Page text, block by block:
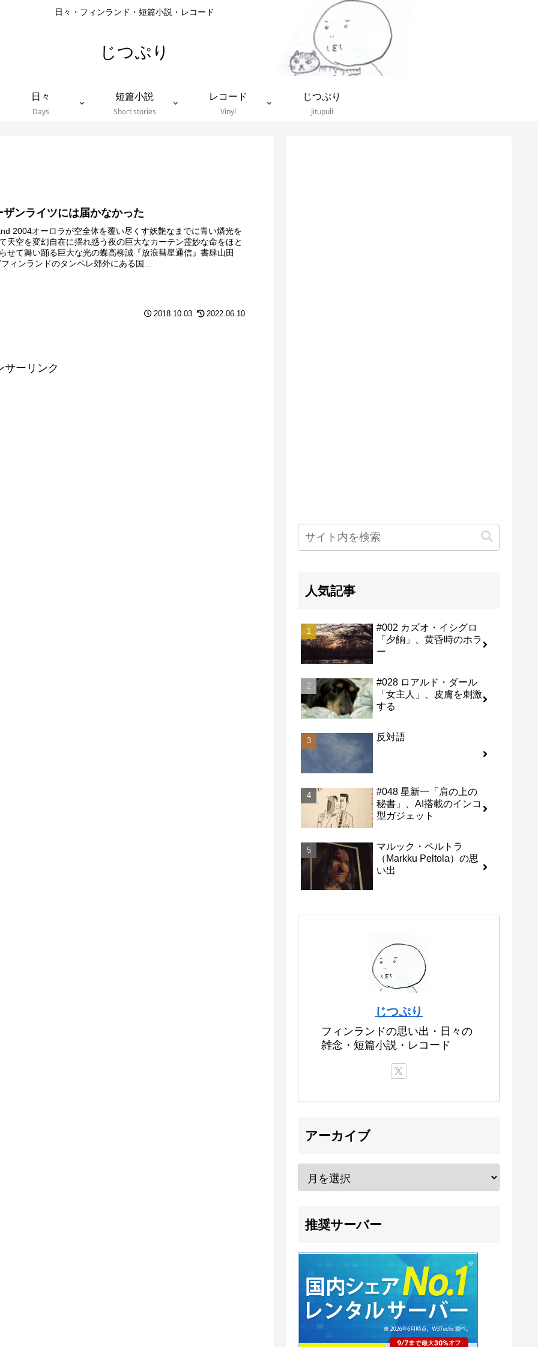
日々・フィンランド・短篇小説・レコード
じつぷり
日々
Days
短篇小説
Short stories
レコード
Vinyl
じつぷり
Jitupuli
ザンライツには届かなかった
2004オーロラが空全体を覆い尽くす妖艶なまでに青い燐光を
天空を変幻自在に揺れ惑う夜の巨大なカーテン霊妙な命をほと
せて舞い踊る巨大な光の蝶高柳誠『放浪彗星通信』書肆山田
ィンランドのタンペレ郊外にある国...
2018.10.03 2022.06.10
サーリンク
人気記事
#002 カズオ・イシグロ
「夕餉」、黄昏時のホラ
ー
#028 ロアルド・ダール
「女主人」、皮膚を刺激
する
反対語
#048 星新一「肩の上の
秘書」、AI搭載のインコ
型ガジェット
マルック・ペルトラ
（Markku Peltola）の思
い出
じつぷり
フィンランドの思い出・日々の
雑念・短篇小説・レコード
アーカイブ
推奨サーバー